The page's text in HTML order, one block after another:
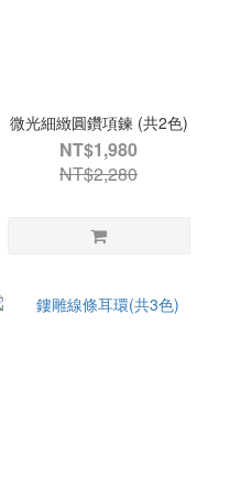
微光細緻圓鑽項鍊 (共2色)
NT$1,980
NT$2,280